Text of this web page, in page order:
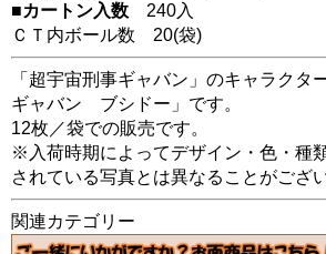
■カートン入数 240入
ＣＴ内ボール数 20(袋)
「超宇宙刑事ギャバン」のキャラクタ
ギャバン ブシドー」です。
12枚／袋での販売です。
※入荷時期によってデザイン・色・種
されている写真とは異なることがござ
関連カテゴリー